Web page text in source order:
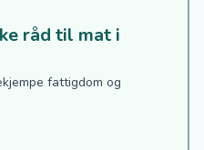
råd til mat i
fattigdom og